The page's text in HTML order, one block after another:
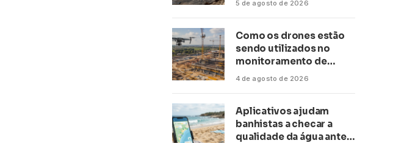
5 de agosto de 2026
Como os drones estão
sendo utilizados no
monitoramento de
obras de grande porte?
4 de agosto de 2026
Aplicativos ajudam
banhistas a checar a
qualidade da água antes